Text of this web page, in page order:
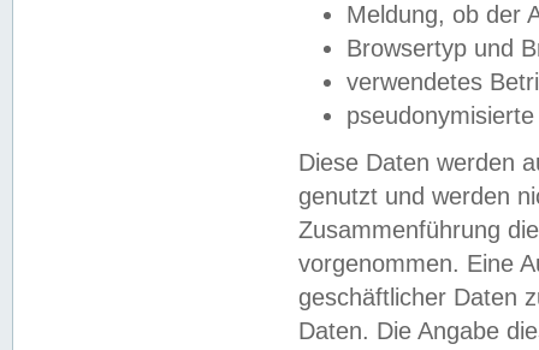
Meldung, ob der
Browsertyp und
verwendetes
Diese Daten werden
genutzt und werden
Zusammenführung
vorgenommen. Eine
geschäftlicher Daten
Daten. Die Angabe